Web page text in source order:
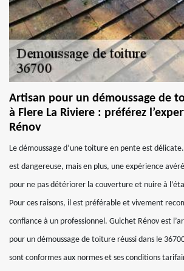
Artisan pour un démoussage de
à Flere La Riviere : préférez
Rénov
Le démoussage d’une toiture en pente est
est dangereuse, mais en plus, une expérience
pour ne pas détériorer la couverture et nuire à
Pour ces raisons, il est préférable et vivement
confiance à un professionnel. Guichet Rénov est
pour un démoussage de toiture réussi dans le
sont conformes aux normes et ses conditions